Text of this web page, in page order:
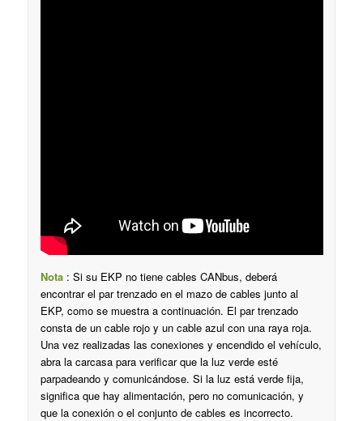
Nota: Si su EKP no tiene cables CANbus, deberá
encontrar el par trenzado en el mazo de cables junto al
EKP, como se muestra a continuación. El par trenzado
consta de un cable rojo y un cable azul con una raya roja.
Una vez realizadas las conexiones y encendido el vehículo,
abra la carcasa para verificar que la luz verde esté
parpadeando y comunicándose. Si la luz está verde fija,
significa que hay alimentación, pero no comunicación, y
que la conexión o el conjunto de cables es incorrecto.